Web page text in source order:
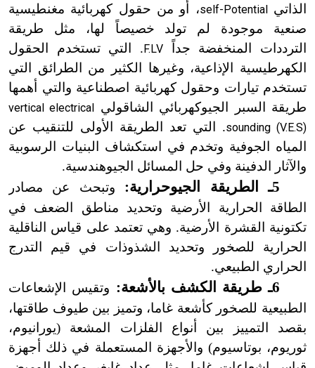
الذاتيself-Potential، أو من حقول كهربائية مغنطيسية
صنعية موجودة لم تولد خصيصاً لها، مثل طريقة
الترددات المنخفضة جداً F.LV . التي تستخدم الحقول
الكهرطيسية الإذاعية، وغيرها الكثير من الطرائق التي
تستخدم تيارات وحقول كهربائية اصطناعية والتي أهمها
طريقة السبر الجيوكهربائي الشاقولي
vertical electrical
sounding (V.E.S). التي تعد الطريقة الأولى للتنقيب عن
المياه الجوفية وتخدم في استكشاف البنيات الرسوبية
والآثار الدفينة وفي حل المسائل الجيوهندسية.
5ـ الطريقة الجيوحرارية:
وتبحث عن مصادر
الطاقة الحرارية الأرضية وتحديد مناطق الضعف في
تكتونية القشرة الأرضية. وهي تعتمد على قياس الناقلية
الحرارية للصخور وتحديد الشذوذات في قيم التدرج
الحراري الطبيعي.
6ـ طريقة الكشف بالأشعة:
وتقيس الإشعاعات
الطبيعية للصخور كأشعة غاما، وتميز بين طيوف طاقتها،
بقصد التمييز بين أنواع الفلزات المشعة (يورانيوم،
ثوريوم، بوتاسيوم) والأجهزة المستعملة في ذلك أجهزة